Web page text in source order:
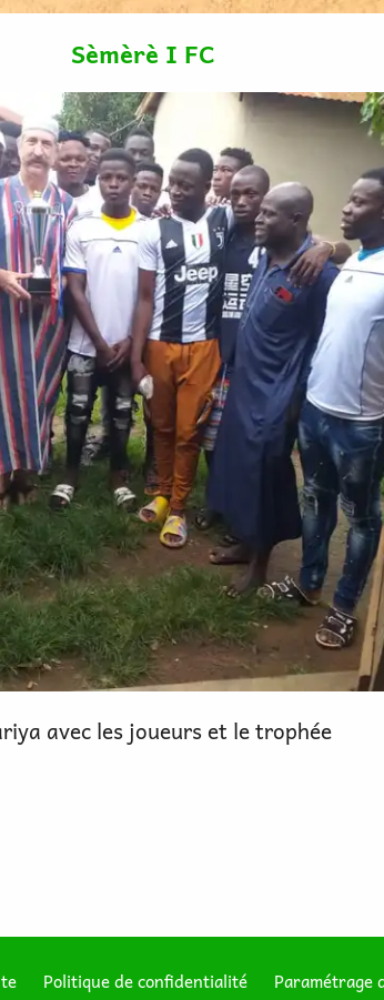
Sèmèrè I FC
avec les joueurs et le trophée
Politique de confidentialité Paramétrage